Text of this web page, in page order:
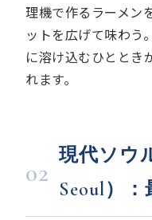
理機で作るラーメン
ットを広げて味わう
に溶け込むひととき
れます。
02
現代ソウ
Seoul）